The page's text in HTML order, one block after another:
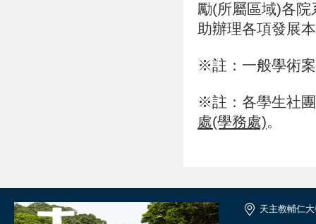
勵(所屬區域)各
助辦理各項發展
※註：一般學術
※註：各學生社
處(學務處)。
天主教輔仁